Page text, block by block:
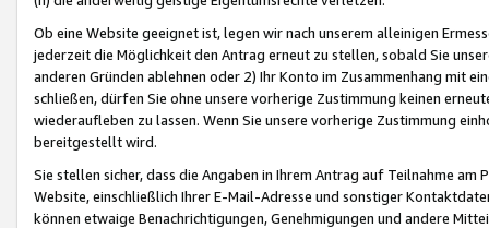
Ob eine Website geeignet ist, legen wir nach unserem alleinigen
jederzeit die Möglichkeit den Antrag erneut zu stellen, sobald Sie
anderen Gründen ablehnen oder 2) Ihr Konto im Zusammenhang mit
schließen, dürfen Sie ohne unsere vorherige Zustimmung keinen
wiederaufleben zu lassen. Wenn Sie unsere vorherige Zustimmung
bereitgestellt wird.
Sie stellen sicher, dass die Angaben in Ihrem Antrag auf Teilnahme
Website, einschließlich Ihrer E-Mail-Adresse und sonstiger
können etwaige Benachrichtigungen, Genehmigungen und andere